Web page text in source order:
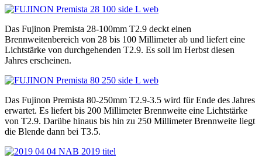
Das Fujinon Premista 28-100mm T2.9 deckt einen
Brennweitenbereich von 28 bis 100 Millimeter ab und liefert eine
Lichtstärke von durchgehenden T2.9. Es soll im Herbst diesen
Jahres erscheinen.
Das Fujinon Premista 80-250mm T2.9-3.5 wird für Ende des Jahres
erwartet. Es liefert bis 200 Millimeter Brennweite eine Lichtstärke
von T2.9. Darübe hinaus bis hin zu 250 Millimeter Brennweite liegt
die Blende dann bei T3.5.